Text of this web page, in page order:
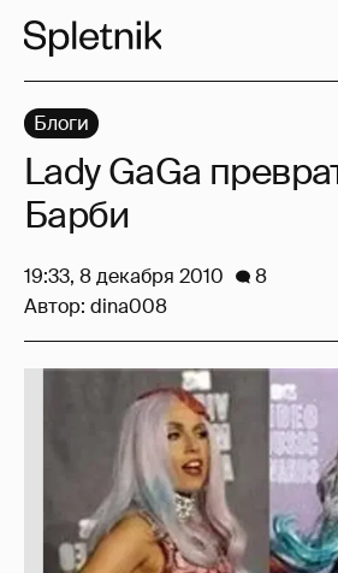
Блоги
Lady GaGa
Барби
19:33, 8 декабря 2010
8
Автор: dina008